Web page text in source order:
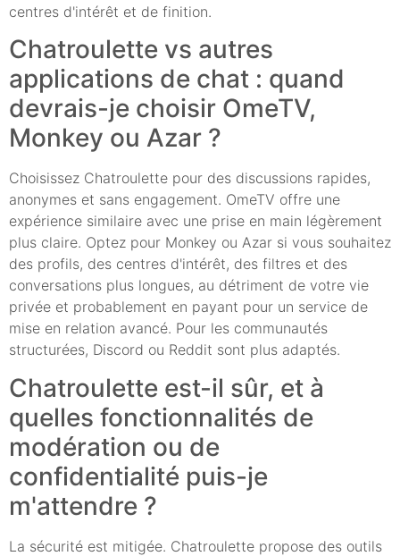
centres d'intérêt et de finition.
Chatroulette vs autres
applications de chat : quand
devrais-je choisir OmeTV,
Monkey ou Azar ?
Choisissez Chatroulette pour des discussions rapides,
anonymes et sans engagement. OmeTV offre une
expérience similaire avec une prise en main légèrement
plus claire. Optez pour Monkey ou Azar si vous souhaitez
des profils, des centres d'intérêt, des filtres et des
conversations plus longues, au détriment de votre vie
privée et probablement en payant pour un service de
mise en relation avancé. Pour les communautés
structurées, Discord ou Reddit sont plus adaptés.
Chatroulette est-il sûr, et à
quelles fonctionnalités de
modération ou de
confidentialité puis-je
m'attendre ?
La sécurité est mitigée. Chatroulette propose des outils